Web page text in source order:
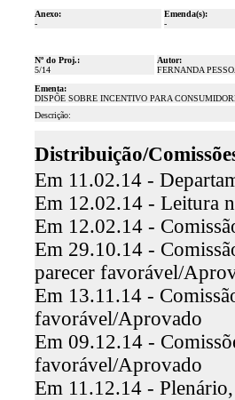
Anexo:
-
Emenda(s):
-
Nº do Proj.:
5/14
Autor:
FERNANDA
Ementa:
DISPÕE SOBRE INCENTIVO PARA
Descrição:
Distribuição/
Em 11.02.14 -
Em 12.02.14 - Leitura
Em 12.02.14 -
Em 29.10.14 -
parecer favorável/
Em 13.11.14 -
favorável/Aprovado
Em 09.12.14 -
favorável/Aprovado
Em 11.12.14 -